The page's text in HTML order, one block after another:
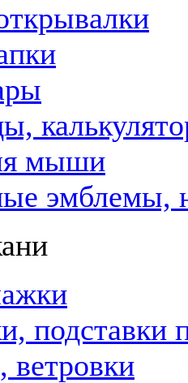
мыши
эмблемы,
подставки
ветровки